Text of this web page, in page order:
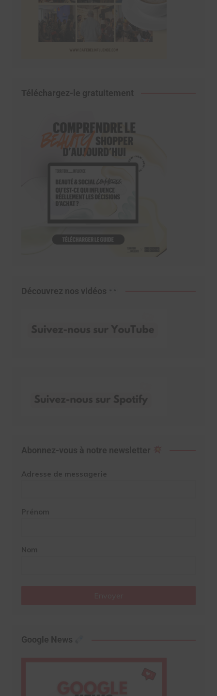
Téléchargez-le gratuitement
Découvrez nos vidéos
Abonnez-vous à notre newsletter
Adresse de messagerie
Prénom
Nom
Google News